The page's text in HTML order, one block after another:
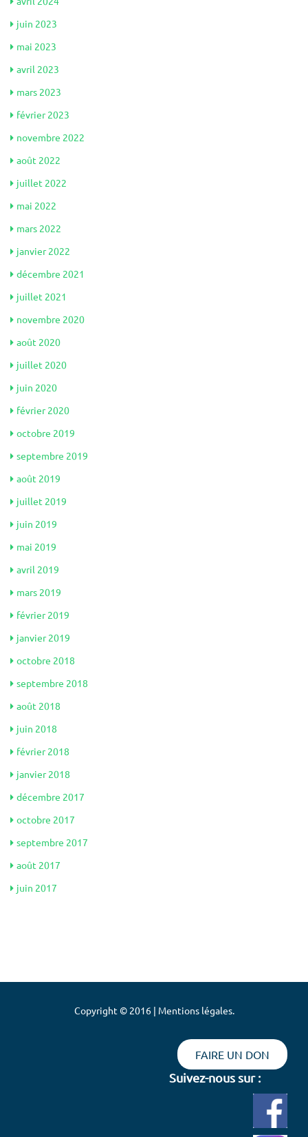
juin 2023
mai 2023
avril 2023
mars 2023
février 2023
novembre 2022
août 2022
juillet 2022
mai 2022
mars 2022
janvier 2022
décembre 2021
juillet 2021
novembre 2020
août 2020
juillet 2020
juin 2020
février 2020
octobre 2019
septembre 2019
août 2019
juillet 2019
juin 2019
mai 2019
avril 2019
mars 2019
février 2019
janvier 2019
octobre 2018
septembre 2018
août 2018
juin 2018
février 2018
janvier 2018
décembre 2017
octobre 2017
septembre 2017
août 2017
juin 2017
Copyright © 2016 | Mentions légales.
FAIRE UN DON
Suivez-nous sur :